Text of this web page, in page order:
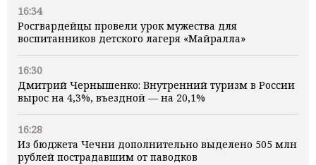
16:34
Росгвардейцы провели урок мужества для
воспитанников детского лагеря «Майралла»
16:30
Дмитрий Чернышенко: Внутренний туризм в России
вырос на 4,3%, въездной — на 20,1%
16:28
Из бюджета Чечни дополнительно выделено 505 млн
рублей пострадавшим от паводков